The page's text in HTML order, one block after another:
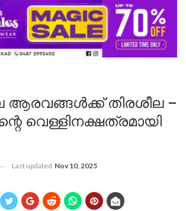
ആരവങ്ങൾക്ക് തിരശീല –
വെള്ളിനക്ഷത്രമായി
Last updated Nov 10, 2025